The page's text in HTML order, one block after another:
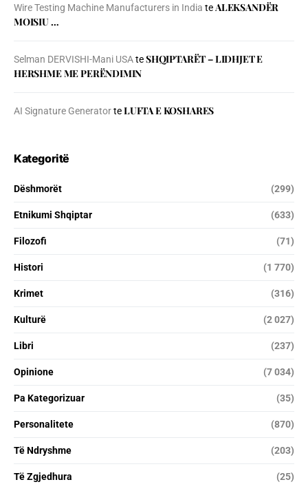
Wire Testing Machine Manufacturers in India teALEKSANDËR
MOISIU …
Selman DERVISHI-Mani USAteSHQIPTARËT – LIDHJET E
HERSHME ME PERËNDIMIN
AI Signature GeneratorteLUFTA E KOSHARES
Kategoritë
Dëshmorët (299)
Etnikumi Shqiptar (633)
Filozofi (71)
Histori (1 770)
Krimet (316)
Kulturë (2 027)
Libri (237)
Opinione (7 034)
Pa Kategorizuar (35)
Personalitete (870)
Të Ndryshme (203)
Të Zgjedhura (25)